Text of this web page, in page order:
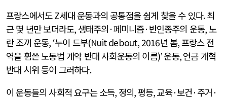
프랑스에서도Z세대 운동과의 공통점을 쉽게 찾을 수 있다.최
근 몇 년만 보더라도, 생태주의 ·페미니즘·반인종주의 운동, 노
란 조끼 운동, ‘누이 드부(Nuit debout, 2016년 봄,프랑스 전
역을 휩쓴 노동법 개악 반대 사회운동의 이름)’운동,연금 개혁
반대 시위 등이 그러하다.
이 운동들의 사회적 요구는 소득, 정의, 평등,교육·보건·주거 ·